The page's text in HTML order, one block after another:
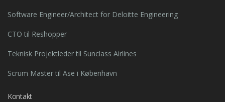
Software Engineer/Architect for Deloitte Engineering
CTO til Reshopper
Teknisk Projektleder til Sunclass Airlines
Scrum Master til Ase i København
Kontakt